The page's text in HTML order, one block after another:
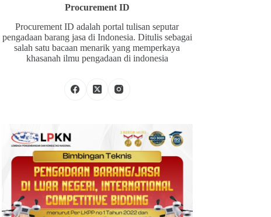
Procurement ID
Procurement ID adalah portal tulisan seputar
pengadaan barang jasa di Indonesia. Ditulis sebagai
salah satu bacaan menarik yang memperkaya
khasanah ilmu pengadaan di indonesia